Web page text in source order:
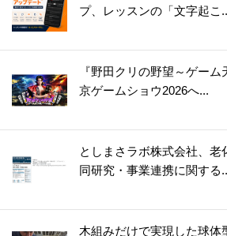
プ、レッスンの「文字起こ
『野田クリの野望～ゲー
京ゲームショウ2026へ...
としまさラボ株式会社、
同研究・事業連携に関する
木組みだけで実現した球体